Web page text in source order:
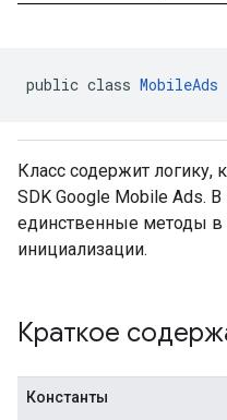
public class MobileAds
Класс содержит логику,
SDK Google Mobile Ads.
единственные методы в
инициализации.
Краткое
Константы